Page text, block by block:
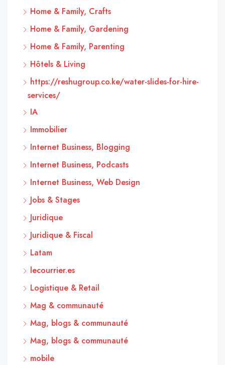
Home & Family, Crafts
Home & Family, Gardening
Home & Family, Parenting
Hôtels & Living
https://reshugroup.co.ke/water-slides-for-hire-
services/
IA
Immobilier
Internet Business, Blogging
Internet Business, Podcasts
Internet Business, Web Design
Jobs & Stages
Juridique
Juridique & Fiscal
Latam
lecourrier.es
Logistique & Retail
Mag & communauté
Mag, blogs & communauté
Mag, blogs & communauté
mobile